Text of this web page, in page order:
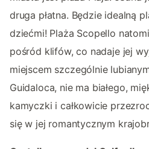
druga płatna. Będzie idealną
dziećmi! Plaża Scopello
pośród klifów, co nadaje jej
miejscem szczególnie
Guidaloca, nie ma białego,
kamyczki i całkowicie
się w jej romantycznym